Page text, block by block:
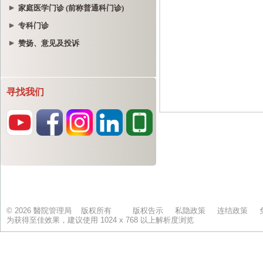
家庭医学门诊 (前称普通科门诊)
专科门诊
赞扬、意见及投诉
寻找我们
© 2026 醫院管理局 版权所有 版权告示 私隐政策 连结政策
为获得至佳效果，建议使用 1024 x 768 以上解析度浏览